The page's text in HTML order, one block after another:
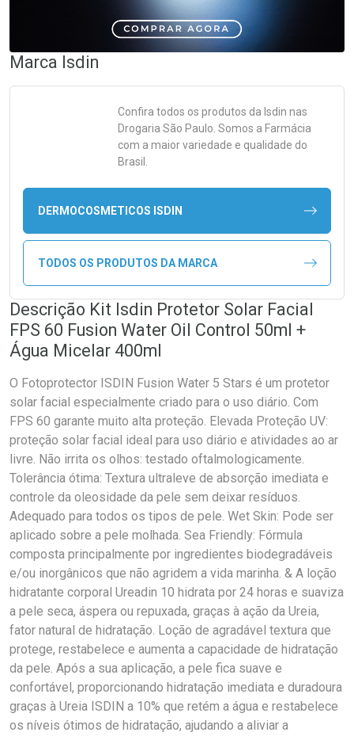
Marca Isdin
Confira todos os produtos da Isdin nas
Drogaria São Paulo. Somos a Farmácia
com a maior variedade e qualidade do
Brasil.
DERMOCOSMETICOS ISDIN
TODOS OS PRODUTOS DA MARCA
Descrição Kit Isdin Protetor Solar Facial
FPS 60 Fusion Water Oil Control 50ml +
Água Micelar 400ml
O Fotoprotector ISDIN Fusion Water 5 Stars é um protetor
solar facial especialmente criado para o uso diário. Com
FPS 60 garante muito alta proteção. Elevada Proteção UV:
proteção solar facial ideal para uso diário e atividades ao ar
livre. Não irrita os olhos: testado oftalmologicamente.
Tolerância ótima: Textura ultraleve de absorção imediata e
controle da oleosidade da pele sem deixar resíduos.
Adequado para todos os tipos de pele. Wet Skin: Pode ser
aplicado sobre a pele molhada. Sea Friendly: Fórmula
composta principalmente por ingredientes biodegradáveis
e/ou inorgânicos que não agridem a vida marinha. & A loção
hidratante corporal Ureadin 10 hidrata por 24 horas e suaviza
a pele seca, áspera ou repuxada, graças à ação da Ureia,
fator natural de hidratação. Loção de agradável textura que
protege, restabelece e aumenta a capacidade de hidratação
da pele. Após a sua aplicação, a pele fica suave e
confortável, proporcionando hidratação imediata e duradoura
graças à Ureia ISDIN a 10% que retém a água e restabelece
os níveis ótimos de hidratação, ajudando a aliviar a